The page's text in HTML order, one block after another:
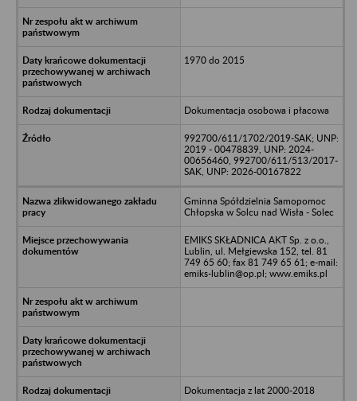
1970 do 2015
Dokumentacja osobowa i płacowa
992700/611/1702/2019-SAK; UNP:
2019 - 00478839, UNP: 2024-
00656460, 992700/611/513/2017-
SAK, UNP: 2026-00167822
Gminna Spółdzielnia Samopomoc
Chłopska w Solcu nad Wisła - Solec
EMIKS SKŁADNICA AKT Sp. z o.o.,
Lublin, ul. Mełgiewska 152, tel. 81
749 65 60; fax 81 749 65 61; e-mail:
emiks-lublin@op.pl; www.emiks.pl
Dokumentacja z lat 2000-2018